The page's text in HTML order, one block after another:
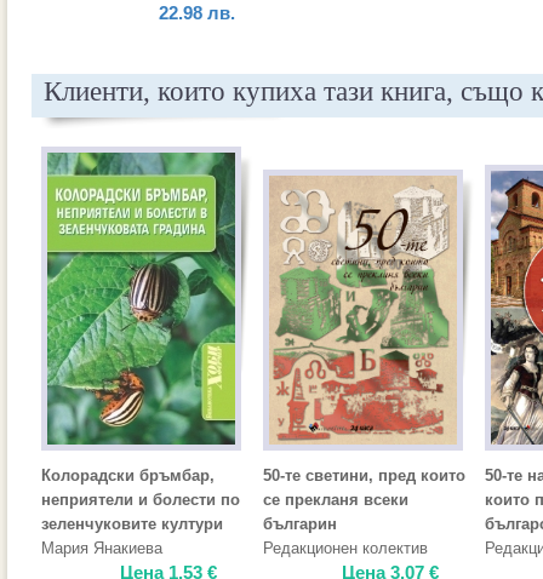
22.98 лв.
Клиенти, които купиха тази книга, също
Колорадски бръмбар,
неприятели и болести по
зеленчуковите култури
Мария Янакиева
Цена 1.53 €
50-те светини, пред които
се прекланя всеки
българин
Редакционен колектив
Цена3.07 €
50-те
които